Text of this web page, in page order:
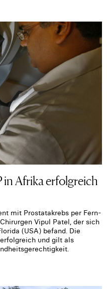
in Afrika erfolgreich
mit Prostatakrebs per Fern-
Vipul Patel, der sich
(USA) befand. Die
und gilt als